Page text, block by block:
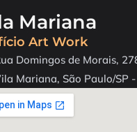
Mariana
Art Work
Domingos de Morais,
Mariana, São Paulo/SP